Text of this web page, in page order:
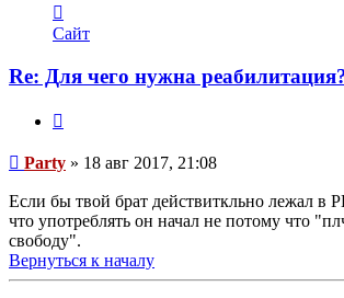
информация
пользователя
Сайт
Re: Для чего нужна
Сообщение
Party » 18 авг 2017, 21:08
Если бы твой брат действиткльно лежал в
что употреблять он начал не потому что
свободу".
Вернуться к началу